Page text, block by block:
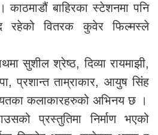
बाहिरका स्टेशनमा पनि
रहेको वितरक कुवेर फिल्मस्ले
सुशील श्रेष्ठ, दिव्या रायमाझी,
प्रशान्त ताम्राकार, आयुष सिंह
कलाकारहरुको अभिनय छ ।
प्रस्तुतिमा निर्माण भएको